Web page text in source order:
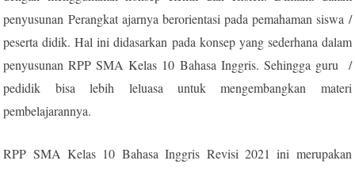
penyusunan Perangkat ajarnya berorientasi pada pemahaman siswa /
peserta didik. Hal ini didasarkan pada konsep yang sederhana dalam
penyusunan RPP SMA Kelas 10 Bahasa Inggris. Sehingga guru /
pedidik bisa lebih leluasa untuk mengembangkan materi
pembelajarannya.
RPP SMA Kelas 10 Bahasa Inggris Revisi 2021 ini merupakan